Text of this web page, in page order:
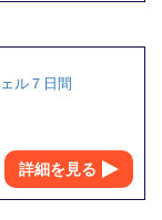
ル７日間
詳細を見る